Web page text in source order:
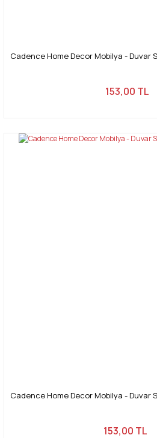
Cadence Home Decor Mobilya - Duvar
153,00 TL
Cadence Home Decor Mobilya - Duvar
153,00 TL